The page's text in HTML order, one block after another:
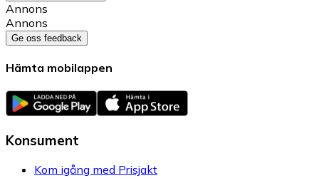
Annons
Annons
Ge oss feedback
Hämta mobilappen
Konsument
Kom igång med Prisjakt